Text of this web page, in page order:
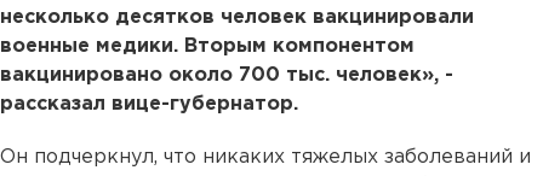
несколько десятков человек вакцинировали
военные медики. Вторым компонентом
вакцинировано около 700 тыс. человек», -
рассказал вице-губернатор.
Он подчеркнул, что никаких тяжелых заболеваний и